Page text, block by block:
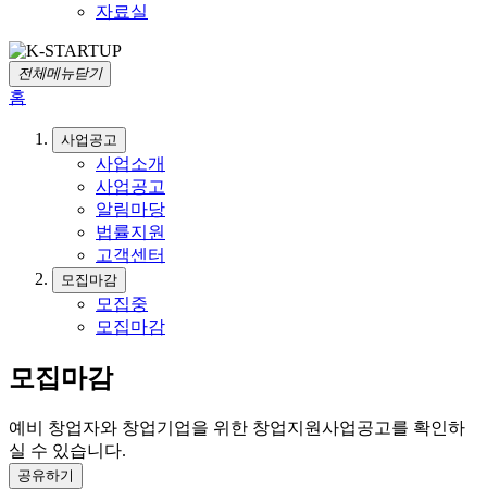
자료실
전체메뉴닫기
홈
사업공고
사업소개
사업공고
알림마당
법률지원
고객센터
모집마감
모집중
모집마감
모집마감
예비 창업자와 창업기업을 위한 창업지원사업공고를 확인하
실 수 있습니다.
공유하기